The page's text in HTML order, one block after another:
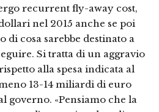
recurrent fly-away cost,
nel 2015 anche se poi
di cosa sarebbe destinato a
Si tratta di un aggravio
alla spesa indicata al
13-14 miliardi di euro
governo. «Pensiamo che la